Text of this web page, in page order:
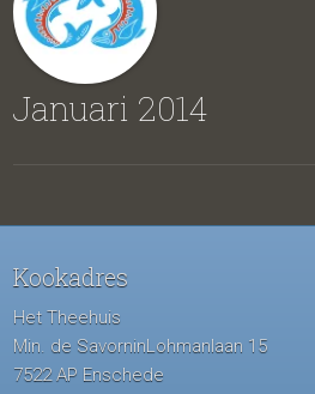
Januari 2014
Kookadres
Het Theehuis
Min. de SavorninLohmanlaan 15
7522 AP Enschede